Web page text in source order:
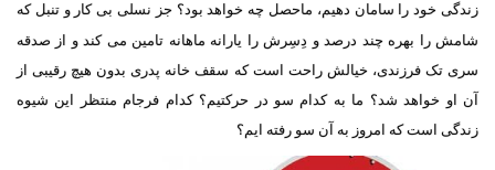
زندگی خود را سامان دهیم، ماحصل چه خواهد بود؟ جز نسلی بی کار و تنبل که
شامش را بهره چند درصد و دِسِرش را یارانه ماهانه تامین می کند و از صدقه
سری تک فرزندی، خیالش راحت است که سقف خانه پدری بدون هیچ رقیبی از
آن او خواهد شد؟ ما به کدام سو در حرکتیم؟ کدام فرجام منتظر این شیوه
زندگی است که امروز به آن سو رفته ایم؟